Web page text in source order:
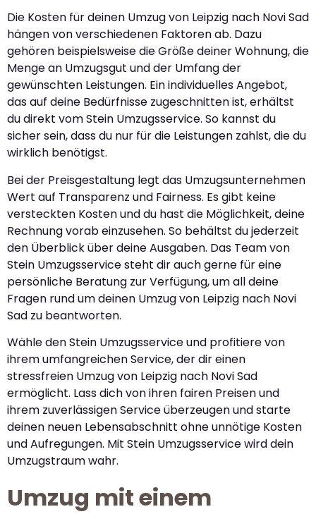
Die Kosten für deinen Umzug von Leipzig nach Novi Sad
hängen von verschiedenen Faktoren ab. Dazu
gehören beispielsweise die Größe deiner Wohnung, die
Menge an Umzugsgut und der Umfang der
gewünschten Leistungen. Ein individuelles Angebot,
das auf deine Bedürfnisse zugeschnitten ist, erhältst
du direkt vom Stein Umzugsservice. So kannst du
sicher sein, dass du nur für die Leistungen zahlst, die du
wirklich benötigst.
Bei der Preisgestaltung legt das Umzugsunternehmen
Wert auf Transparenz und Fairness. Es gibt keine
versteckten Kosten und du hast die Möglichkeit, deine
Rechnung vorab einzusehen. So behältst du jederzeit
den Überblick über deine Ausgaben. Das Team von
Stein Umzugsservice steht dir auch gerne für eine
persönliche Beratung zur Verfügung, um all deine
Fragen rund um deinen Umzug von Leipzig nach Novi
Sad zu beantworten.
Wähle den Stein Umzugsservice und profitiere von
ihrem umfangreichen Service, der dir einen
stressfreien Umzug von Leipzig nach Novi Sad
ermöglicht. Lass dich von ihren fairen Preisen und
ihrem zuverlässigen Service überzeugen und starte
deinen neuen Lebensabschnitt ohne unnötige Kosten
und Aufregungen. Mit Stein Umzugsservice wird dein
Umzugstraum wahr.
Umzug mit einem